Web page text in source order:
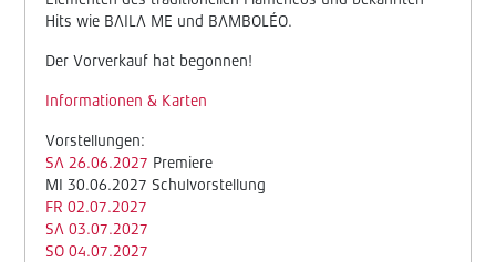
Hits wie BAILA ME und BAMBOLÉO.
Der Vorverkauf hat begonnen!
Informationen & Karten
Vorstellungen:
SA 26.06.2027 Premiere
MI 30.06.2027 Schulvorstellung
FR 02.07.2027
SA 03.07.2027
SO 04.07.2027